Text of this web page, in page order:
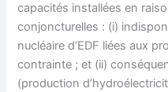
capacités installées en
conjoncturelles : (i)
nucléaire d’EDF liées aux
contrainte ; et (ii)
(production